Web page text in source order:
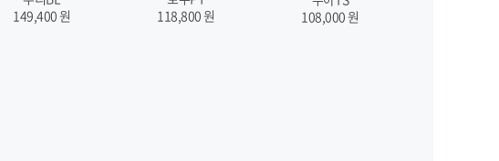
149,400 원
118,800 원
108,000 원